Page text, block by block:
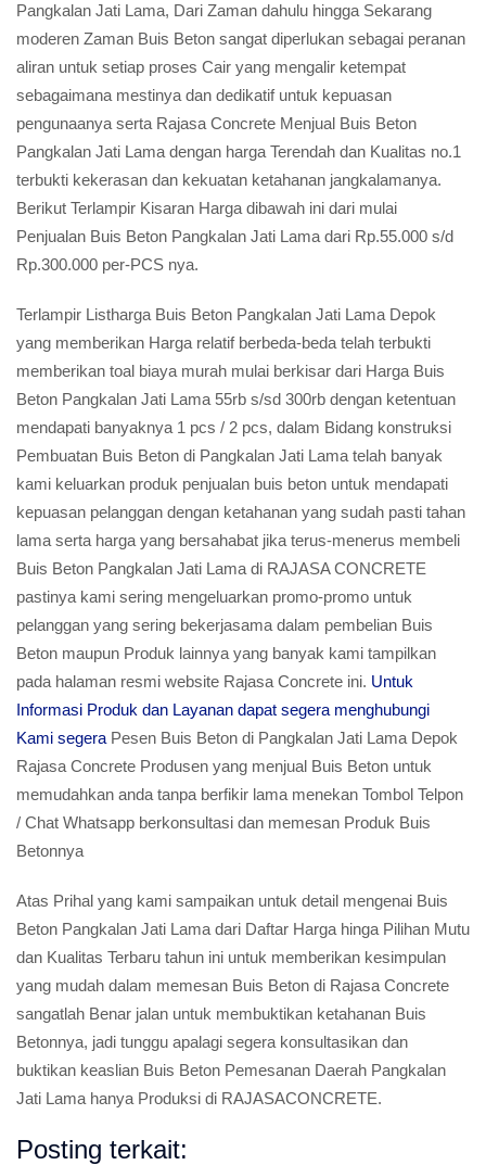
Pangkalan Jati Lama, Dari Zaman dahulu hingga Sekarang
moderen Zaman Buis Beton sangat diperlukan sebagai peranan
aliran untuk setiap proses Cair yang mengalir ketempat
sebagaimana mestinya dan dedikatif untuk kepuasan
pengunaanya serta Rajasa Concrete Menjual Buis Beton
Pangkalan Jati Lama dengan harga Terendah dan Kualitas no.1
terbukti kekerasan dan kekuatan ketahanan jangkalamanya.
Berikut Terlampir Kisaran Harga dibawah ini dari mulai
Penjualan Buis Beton Pangkalan Jati Lama dari Rp.55.000 s/d
Rp.300.000 per-PCS nya.
Terlampir Listharga Buis Beton Pangkalan Jati Lama Depok
yang memberikan Harga relatif berbeda-beda telah terbukti
memberikan toal biaya murah mulai berkisar dari Harga Buis
Beton Pangkalan Jati Lama 55rb s/sd 300rb dengan ketentuan
mendapati banyaknya 1 pcs / 2 pcs, dalam Bidang konstruksi
Pembuatan Buis Beton di Pangkalan Jati Lama telah banyak
kami keluarkan produk penjualan buis beton untuk mendapati
kepuasan pelanggan dengan ketahanan yang sudah pasti tahan
lama serta harga yang bersahabat jika terus-menerus membeli
Buis Beton Pangkalan Jati Lama di RAJASA CONCRETE
pastinya kami sering mengeluarkan promo-promo untuk
pelanggan yang sering bekerjasama dalam pembelian Buis
Beton maupun Produk lainnya yang banyak kami tampilkan
pada halaman resmi website Rajasa Concrete ini. Untuk
Informasi Produk dan Layanan dapat segera menghubungi
Kami segera Pesen Buis Beton di Pangkalan Jati Lama Depok
Rajasa Concrete Produsen yang menjual Buis Beton untuk
memudahkan anda tanpa berfikir lama menekan Tombol Telpon
/ Chat Whatsapp berkonsultasi dan memesan Produk Buis
Betonnya
Atas Prihal yang kami sampaikan untuk detail mengenai Buis
Beton Pangkalan Jati Lama dari Daftar Harga hinga Pilihan Mutu
dan Kualitas Terbaru tahun ini untuk memberikan kesimpulan
yang mudah dalam memesan Buis Beton di Rajasa Concrete
sangatlah Benar jalan untuk membuktikan ketahanan Buis
Betonnya, jadi tunggu apalagi segera konsultasikan dan
buktikan keaslian Buis Beton Pemesanan Daerah Pangkalan
Jati Lama hanya Produksi di RAJASACONCRETE.
Posting terkait: